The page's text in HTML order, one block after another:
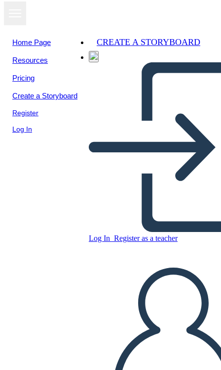
Home Page
Resources
Pricing
Create a Storyboard
Register
Log In
CREATE A STORYBOARD
Log In Register as a teacher
Copy this Storyboard
PLAY SLIDESHOW
READ TO ME
View as
slideshow